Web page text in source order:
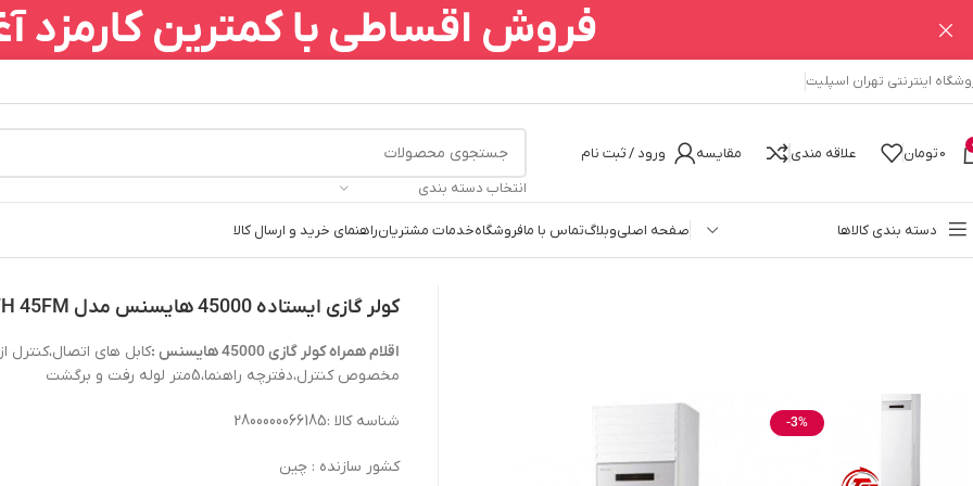
اینترنتی تهران اسپلیت
0تومان علاقه مندی مقایسه
ورود / ثبت نام
انتخاب دسته بندی
دسته بندی کالاها صفحه اصلیوبلاگتماس با مافروشگاهخدمات مشتریانراهنمای خرید و ارسال کالا
-3%
کولر گازی ایستاده 45000 هایسنس مدل HFH 45FM
اقلام همراه کولر گازی 45000 هایسنس :
کابل های اتصال،کنترل
مخصوص کنترل،دفترچه راهنما،5متر لوله رفت و برگشت
شناسه کالا :2800000066185
کشور سازنده : چین
فروش اقساطی با کمترین کارمزد